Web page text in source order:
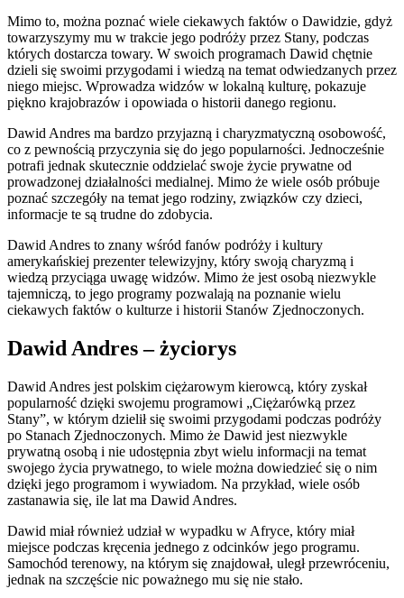
Mimo to, można poznać wiele ciekawych faktów o Dawidzie, gdyż
towarzyszymy mu w trakcie jego podróży przez Stany, podczas
których dostarcza towary. W swoich programach Dawid chętnie
dzieli się swoimi przygodami i wiedzą na temat odwiedzanych przez
niego miejsc. Wprowadza widzów w lokalną kulturę, pokazuje
piękno krajobrazów i opowiada o historii danego regionu.
Dawid Andres ma bardzo przyjazną i charyzmatyczną osobowość,
co z pewnością przyczynia się do jego popularności. Jednocześnie
potrafi jednak skutecznie oddzielać swoje życie prywatne od
prowadzonej działalności medialnej. Mimo że wiele osób próbuje
poznać szczegóły na temat jego rodziny, związków czy dzieci,
informacje te są trudne do zdobycia.
Dawid Andres to znany wśród fanów podróży i kultury
amerykańskiej prezenter telewizyjny, który swoją charyzmą i
wiedzą przyciąga uwagę widzów. Mimo że jest osobą niezwykle
tajemniczą, to jego programy pozwalają na poznanie wielu
ciekawych faktów o kulturze i historii Stanów Zjednoczonych.
Dawid Andres – życiorys
Dawid Andres jest polskim ciężarowym kierowcą, który zyskał
popularność dzięki swojemu programowi „Ciężarówką przez
Stany”, w którym dzielił się swoimi przygodami podczas podróży
po Stanach Zjednoczonych. Mimo że Dawid jest niezwykle
prywatną osobą i nie udostępnia zbyt wielu informacji na temat
swojego życia prywatnego, to wiele można dowiedzieć się o nim
dzięki jego programom i wywiadom. Na przykład, wiele osób
zastanawia się, ile lat ma Dawid Andres.
Dawid miał również udział w wypadku w Afryce, który miał
miejsce podczas kręcenia jednego z odcinków jego programu.
Samochód terenowy, na którym się znajdował, uległ przewróceniu,
jednak na szczęście nic poważnego mu się nie stało.